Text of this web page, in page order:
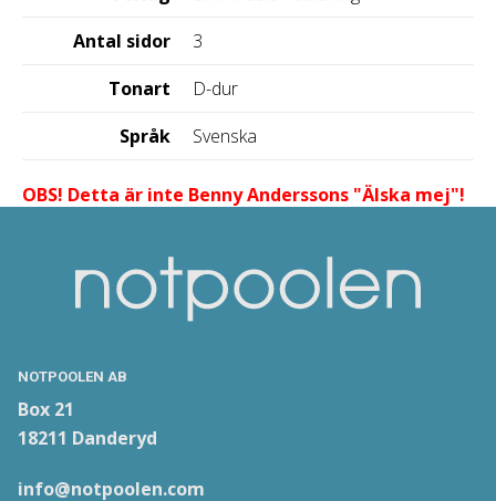
Antal sidor
3
Tonart
D-dur
Språk
Svenska
OBS! Detta är inte Benny Anderssons "Älska mej"!
NOTPOOLEN AB
Box 21
18211 Danderyd
info@notpoolen.com